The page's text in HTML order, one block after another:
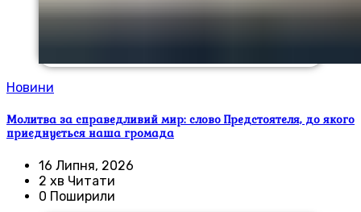
Новини
Молитва за справедливий мир: слово Предстоятеля, до якого
приєднується наша громада
16 Липня, 2026
2 хв Читати
0 Поширили